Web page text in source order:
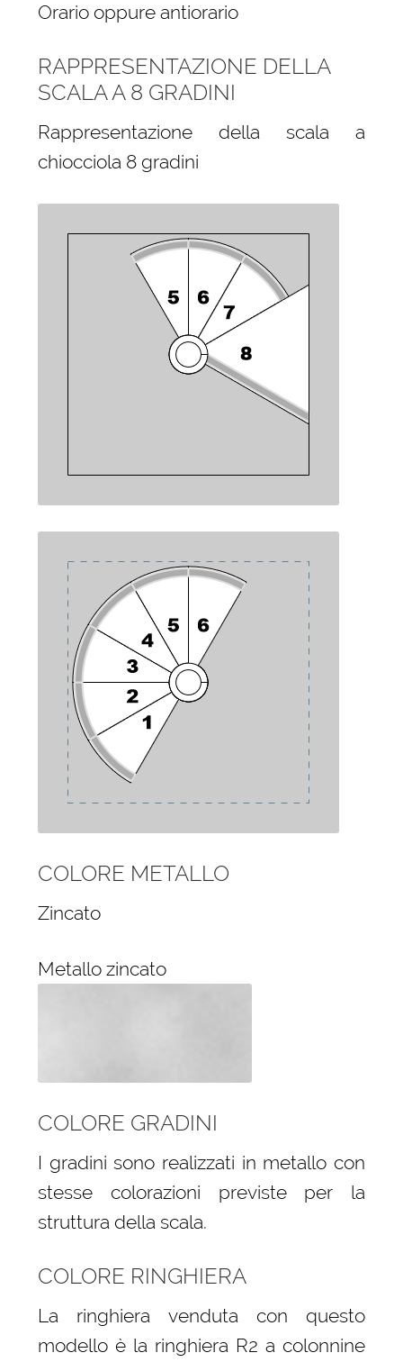
Orario oppure antiorario
RAPPRESENTAZIONE DELLA
SCALA A 8 GRADINI
Rappresentazione della scala a
chiocciola 8 gradini
COLORE METALLO
Zincato
Metallo zincato
COLORE GRADINI
I gradini sono realizzati in metallo con
stesse colorazioni previste per la
struttura della scala.
COLORE RINGHIERA
La ringhiera venduta con questo
modello è la ringhiera R2 a colonnine